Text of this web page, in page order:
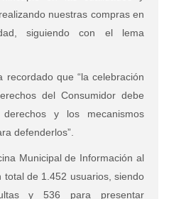
nuestras compras en
siguiendo con el lema
recordado que “la celebración
del Consumidor debe
y los mecanismos
defenderlos”.
Municipal de Información al
de 1.452 usuarios, siendo
y 536 para presentar